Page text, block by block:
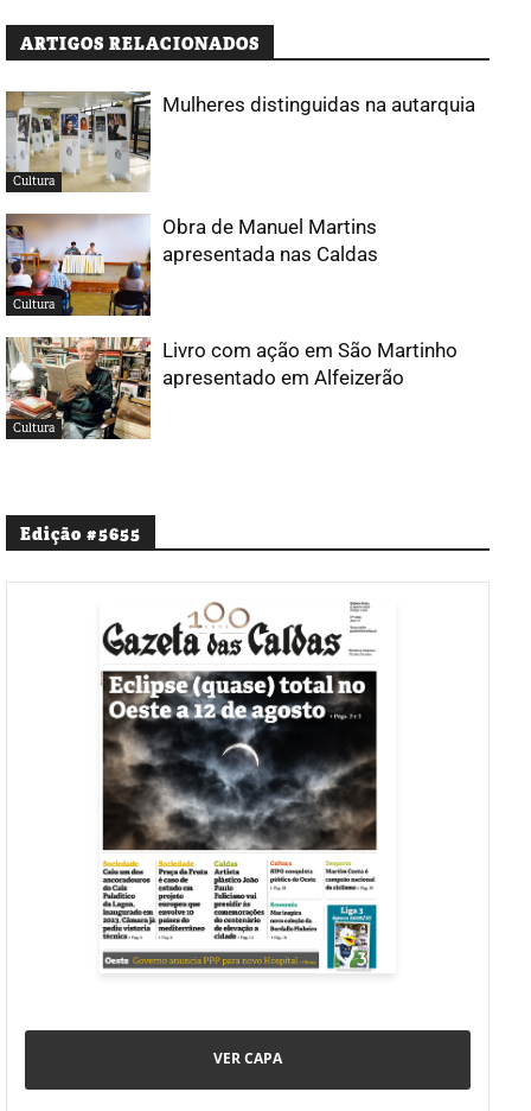
ARTIGOS RELACIONADOS
Cultura
Mulheres distinguidas na autarquia
Cultura
Obra de Manuel Martins
apresentada nas Caldas
Cultura
Livro com ação em São Martinho
apresentado em Alfeizerão
Edição #5655
VER CAPA